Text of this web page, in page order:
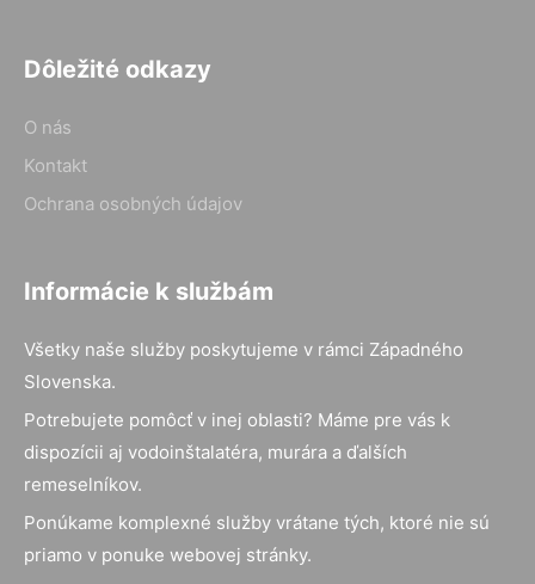
Dôležité odkazy
O nás
Kontakt
Ochrana osobných údajov
Informácie k službám
Všetky naše služby poskytujeme v rámci Západného
Slovenska.
Potrebujete pomôcť v inej oblasti? Máme pre vás k
dispozícii aj vodoinštalatéra, murára a ďalších
remeselníkov.
Ponúkame komplexné služby vrátane tých, ktoré nie sú
priamo v ponuke webovej stránky.